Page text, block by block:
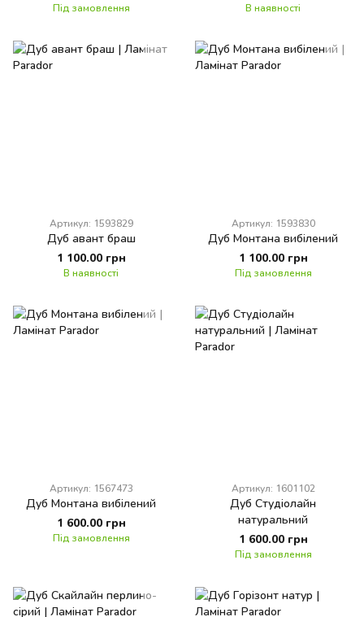
Під замовлення В наявності
Артикул: 1593829
Дуб авант браш
1 100.00 грн
В наявності
Артикул: 1593830
Дуб Монтана вибілений
1 100.00 грн
Під замовлення
Артикул: 1567473
Дуб Монтана вибілений
1 600.00 грн
Під замовлення
Артикул: 1601102
Дуб Студiолайн
натуральний
1 600.00 грн
Під замовлення